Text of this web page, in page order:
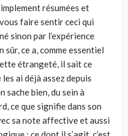
résumées et
faire sentir ceci qui
sinon par l’expérience
ce a, comme essentiel
étrangeté, il sait ce
ai déjà assez depuis
sache bien, du sein à
ce que signifie dans son
sa note affective et aussi